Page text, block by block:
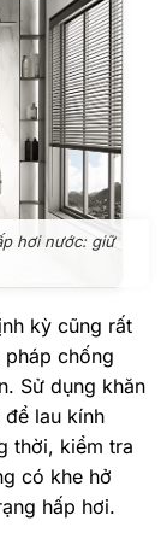
hơi nước: giữ
kỳ cũng rất
chống
Sử dụng khăn
lau kính
thời, kiểm tra
có khe hở
hấp hơi.